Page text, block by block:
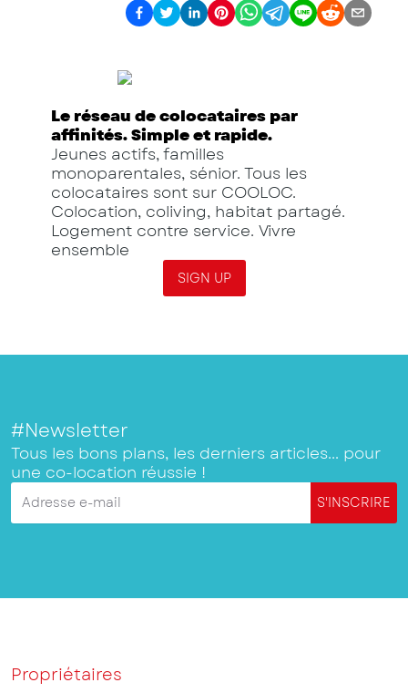
Le réseau de colocataires par
affinités. Simple et rapide.
Jeunes actifs, familles
monoparentales, sénior. Tous les
colocataires sont sur COOLOC.
Colocation, coliving, habitat partagé.
Logement contre service. Vivre
ensemble
SIGN UP
#Newsletter
Tous les bons plans, les derniers articles... pour
une co-location réussie !
Adresse e-mail S'INSCRIRE
Propriétaires